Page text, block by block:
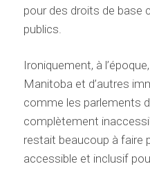
pour des droits de base
publics.
Ironiquement, à
Manitoba et d’autres
comme les parlements
complètement
restait beaucoup à faire
accessible et inclusif